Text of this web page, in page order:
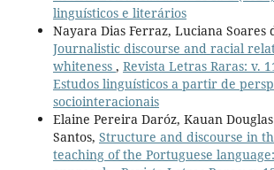
linguísticos e literários
Nayara Dias Ferraz, Luciana Soares
Journalistic discourse and racial
whiteness , Revista Letras Raras: v.
Estudos linguísticos a partir de
sociointeracionais
Elaine Pereira Daróz, Kauan Douglas
Santos, Structure and discourse in
teaching of the Portuguese